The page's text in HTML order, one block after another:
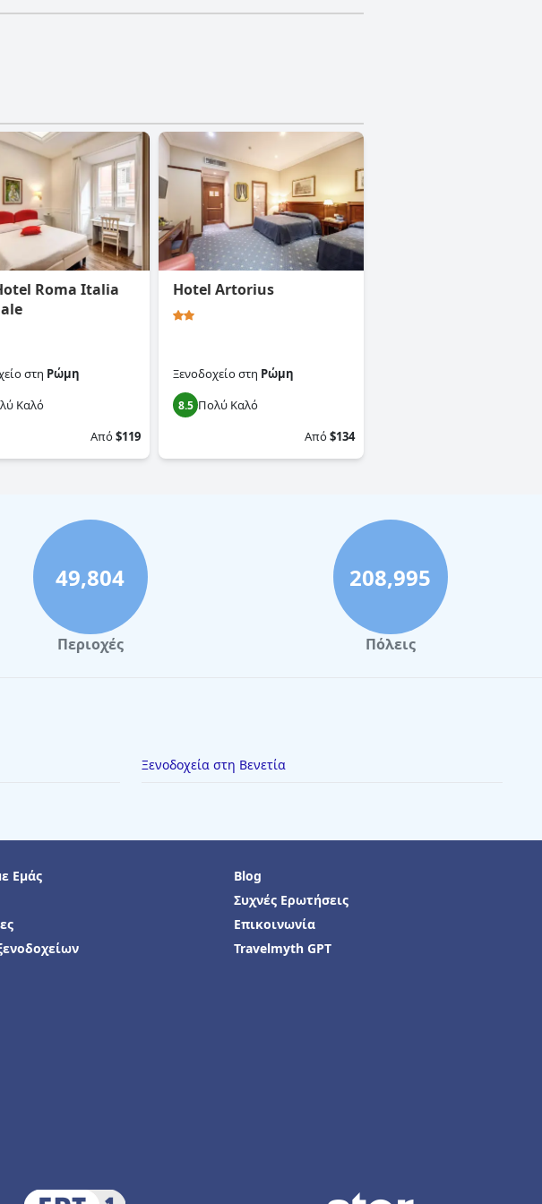
Roma Italia
στη Ρώμη
Καλό
Από$119
Hotel Artorius
Ξενοδοχείοστη Ρώμη
8.5 Πολύ Καλό
Από$134
49,804
Περιοχές
208,995
Πόλεις
Ξενοδοχεία στη Βενετία
Εμάς
Blog
Συχνές Ερωτήσεις
Επικοινωνία
Travelmyth GPT